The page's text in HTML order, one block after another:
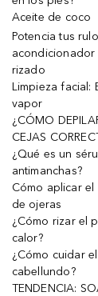
Aceite de coco
Potencia tus
rizado
Limpieza facial:
vapor
¿CÓMO
CEJAS
¿Qué es un
antimanchas?
Cómo aplicar
de ojeras
¿Cómo rizar el
calor?
¿Cómo cuidar
cabellundo?
TENDENCIA: